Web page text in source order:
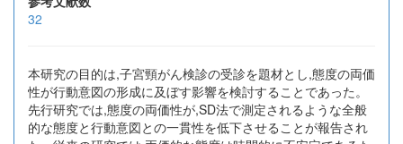
32
本研究の目的は,子宮頸がん検診の受診を題材とし,態度の両価
性が行動意図の形成に及ぼす影響を検討することであった。
先行研究では,態度の両価性が,SD法で測定されるような全般
的な態度と行動意図との一貫性を低下させることが報告され